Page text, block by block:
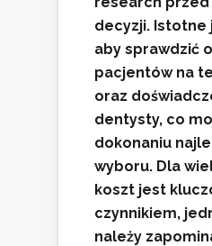
decyzji. Istotne
aby sprawdzić
pacjentówna
oraz
dentysty, co
dokonaniu
wyboru. Dla
koszt jest
czynnikiem,
należy